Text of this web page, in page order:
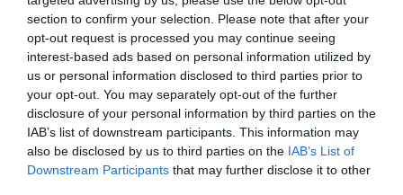
section to confirm your selection. Please note that after your
opt-out request is processed you may continue seeing
interest-based ads based on personal information utilized by
us or personal information disclosed to third parties prior to
your opt-out. You may separately opt-out of the further
disclosure of your personal information by third parties on the
IAB’s list of downstream participants. This information may
also be disclosed by us to third parties on the IAB’s List of
Downstream Participants that may further disclose it to other
Mörkning pågår även i Sverige
I Sverige råder en kontrollerad tystnad. Det visar
åtskilliga påstötningar som gjorts av NewsVoice och
hälsoaktivister som vill att bla Folkhälsomyndigheten
ska ta ansvar för läkemedelssäkerheten för vacciner.
Folkhälsomyndigheten presenterade i juni 2015 sina
för att vacciner fungerar, men myndigheten